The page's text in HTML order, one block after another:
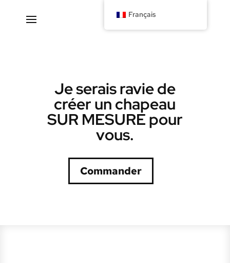
Je serais ravie de
créer un chapeau
SUR MESURE pour
vous.
Commander
Français